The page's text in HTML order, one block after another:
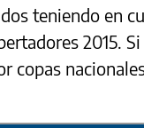
teniendo en
2015.
copas